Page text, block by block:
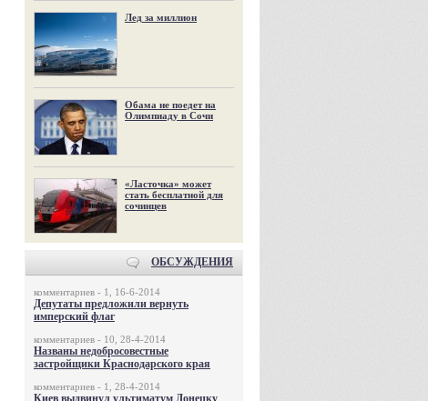
Лед за миллион
Обама не поедет на
Олимпиаду в Сочи
«Ласточка» может
стать бесплатной для
сочинцев
ОБСУЖДЕНИЯ
комментариев - 1, 16-6-2014
Депутаты предложили вернуть
имперский флаг
комментариев - 10, 28-4-2014
Названы недобросовестные
застройщики Краснодарского края
комментариев - 1, 28-4-2014
Киев выдвинул ультиматум Донецку